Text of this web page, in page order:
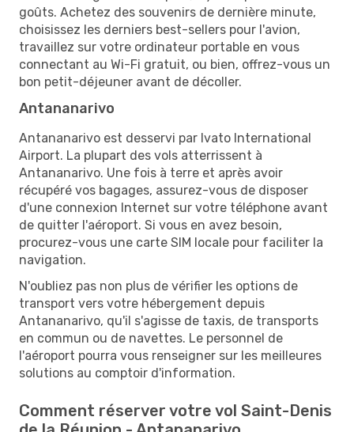
goûts. Achetez des souvenirs de dernière minute,
choisissez les derniers best-sellers pour l'avion,
travaillez sur votre ordinateur portable en vous
connectant au Wi-Fi gratuit, ou bien, offrez-vous un
bon petit-déjeuner avant de décoller.
Antananarivo
Antananarivo est desservi par Ivato International
Airport. La plupart des vols atterrissent à
Antananarivo. Une fois à terre et après avoir
récupéré vos bagages, assurez-vous de disposer
d'une connexion Internet sur votre téléphone avant
de quitter l'aéroport. Si vous en avez besoin,
procurez-vous une carte SIM locale pour faciliter la
navigation.
N'oubliez pas non plus de vérifier les options de
transport vers votre hébergement depuis
Antananarivo, qu'il s'agisse de taxis, de transports
en commun ou de navettes. Le personnel de
l'aéroport pourra vous renseigner sur les meilleures
solutions au comptoir d'information.
Comment réserver votre vol Saint-Denis